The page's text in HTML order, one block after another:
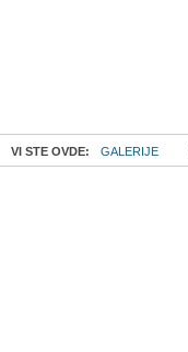
VI STE OVDE: GALERIJE